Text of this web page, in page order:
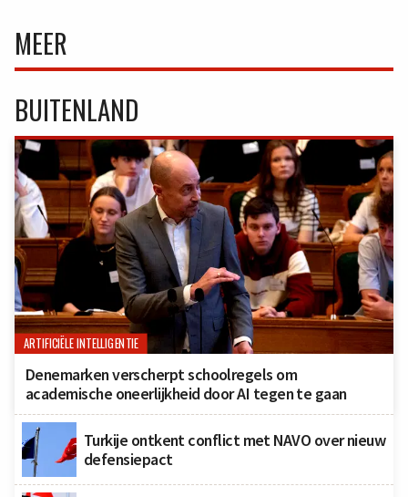
MEER
BUITENLAND
ARTIFICIËLE INTELLIGENTIE
Denemarken verscherpt schoolregels om
academische oneerlijkheid door AI tegen te gaan
Turkije ontkent conflict met NAVO over nieuw
defensiepact